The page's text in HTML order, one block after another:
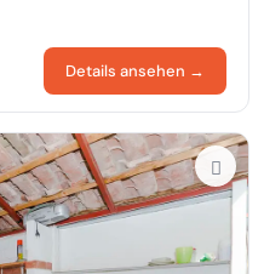
Details ansehen →